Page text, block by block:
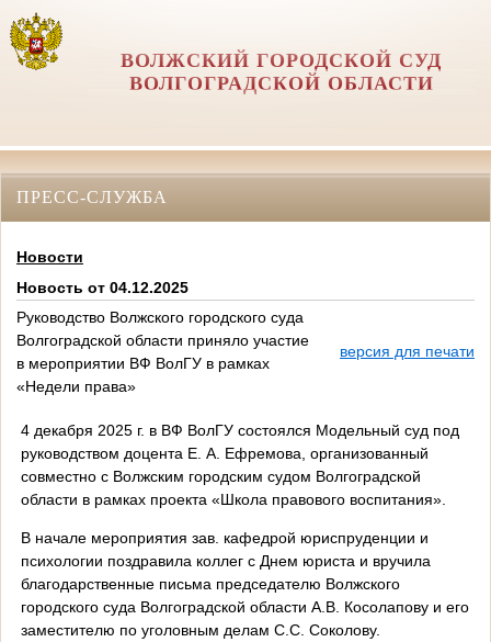
ВОЛЖСКИЙ ГОРОДСКОЙ СУД
ВОЛГОГРАДСКОЙ ОБЛАСТИ
ПРЕСС-СЛУЖБА
Новости
Новость от 04.12.2025
Руководство Волжского городского суда
Волгоградской области приняло участие
в мероприятии ВФ ВолГУ в рамках
«Недели права»
версия для печати
4 декабря 2025 г. в ВФ ВолГУ состоялся Модельный суд под
руководством доцента Е. А. Ефремова, организованный
совместно с Волжским городским судом Волгоградской
области в рамках проекта «Школа правового воспитания».
В начале мероприятия зав. кафедрой юриспруденции и
психологии поздравила коллег с Днем юриста и вручила
благодарственные письма председателю Волжского
городского суда Волгоградской области А.В. Косолапову и его
заместителю по уголовным делам С.С. Соколову.